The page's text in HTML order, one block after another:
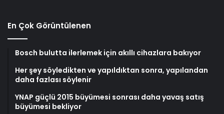
En Çok Görüntülenen
Bosch bulutta ilerlemek için akıllı cihazlara bakıyor
Her şey söyledikten ve yapıldıktan sonra, yapılandan
daha fazlası söylenir
YNAP güçlü 2015 büyümesi sonrası daha yavaş satış
büyümesi bekliyor